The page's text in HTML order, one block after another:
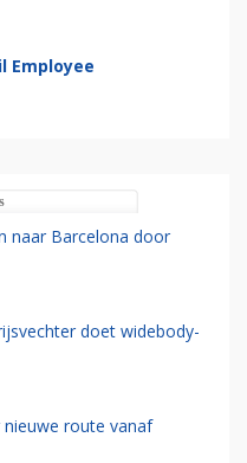
Employee
naar Barcelona door
doet widebody-
route vanaf